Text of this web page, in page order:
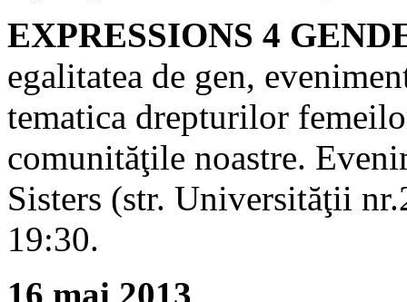
EXPRESSIONS 4
egalitatea de gen,
tematica drepturilor
comunităţile noastre.
Sisters (str. Universităţii
19:30.
16 mai 2013